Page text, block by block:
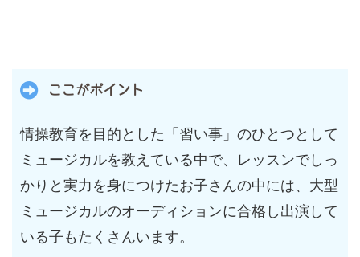
ここがポイント
情操教育を目的とした「習い事」のひとつとして
ミュージカルを教えている中で、レッスンでしっ
かりと実力を身につけたお子さんの中には、大型
ミュージカルのオーディションに合格し出演して
いる子もたくさんいます。